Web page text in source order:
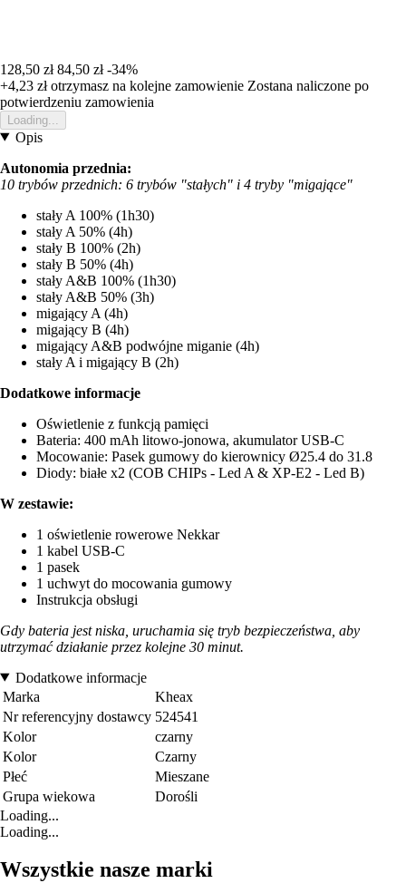
128,50 zł 84,50 zł -34%
+4,23 złotrzymasz na kolejne zamowienie Zostana naliczone po
potwierdzeniu zamowienia
Loading...
Opis
Autonomia przednia:
10 trybów przednich: 6 trybów "stałych" i 4 tryby "migające"
stały A 100% (1h30)
stały A 50% (4h)
stały B 100% (2h)
stały B 50% (4h)
stały A&B 100% (1h30)
stały A&B 50% (3h)
migający A (4h)
migający B (4h)
migający A&B podwójne miganie (4h)
stały A i migający B (2h)
Dodatkowe informacje
Oświetlenie z funkcją pamięci
Bateria: 400 mAh litowo-jonowa, akumulator USB-C
Mocowanie: Pasek gumowy do kierownicy Ø25.4 do 31.8
Diody: białe x2 (COB CHIPs - Led A & XP-E2 - Led B)
W zestawie:
1 oświetlenie rowerowe Nekkar
1 kabel USB-C
1 pasek
1 uchwyt do mocowania gumowy
Instrukcja obsługi
Gdy bateria jest niska, uruchamia się tryb bezpieczeństwa, aby
utrzymać działanie przez kolejne 30 minut.
Dodatkowe informacje
Marka
Kheax
Nr referencyjny dostawcy 524541
Kolor
czarny
Kolor
Czarny
Płeć
Mieszane
Grupa wiekowa
Dorośli
Loading...
Loading...
Wszystkie nasze marki